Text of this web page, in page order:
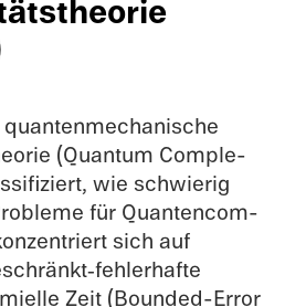
(Quantum Comple­
wie schwie­rig
für Quanten­com­
sich auf
Zeit (Bounded-Error